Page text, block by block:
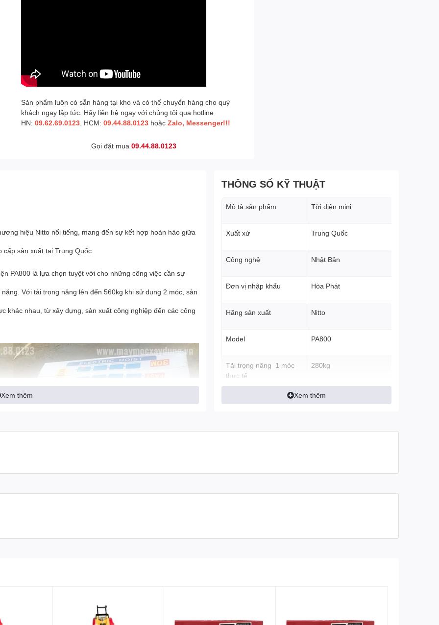
Sản phẩm luôn có sẵn hàng tại kho và có thể chuyển hàng cho quý
khách ngay lập tức. Hãy liên hệ ngay với chúng tôi qua hotline
HN:09.62.69.0123 . HCM:09.44.88.0123 hoặcZalo, Messenger!!!
Gọi đặt mua09.44.88.0123
hiệu Nitto nổi tiếng, mang đến sự kết hợp hoàn hảo giữa
sản xuất tại Trung Quốc.
PA800 là lựa chọn tuyệt vời cho những công việc cần sự
Với tải trọng nâng lên đến 560kg khi sử dụng 2 móc, sản
khác nhau, từ xây dựng, sản xuất công nghiệp đến các công
Xem thêm
THÔNG SỐ KỸ THUẬT
Mô tả sản phẩm Tời điện mini
Xuất xứ Trung Quốc
Công nghệ Nhật Bản
Đơn vị nhập khẩu Hòa Phát
Hãng sản xuất Nitto
Model PA800
Tải trọng nâng 1 móc
thực tế
280kg
Tốc độ nâng hạ 1 móc 12 mét/phút
Xem thêm